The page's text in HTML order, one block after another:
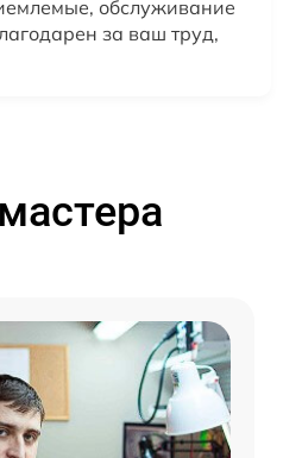
обслуживание
за ваш труд,